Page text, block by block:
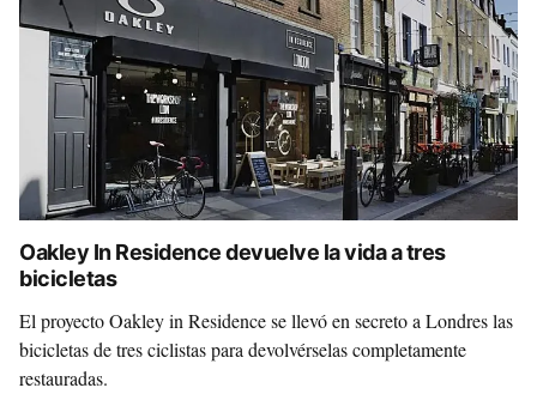
Oakley In Residence devuelve la vida a tres
bicicletas
El proyecto Oakley in Residence se llevó en secreto a Londres las
bicicletas de tres ciclistas para devolvérselas completamente
restauradas.